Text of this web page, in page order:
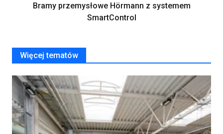
Bramy przemysłowe Hörmann z systemem
SmartControl
Więcej tematów